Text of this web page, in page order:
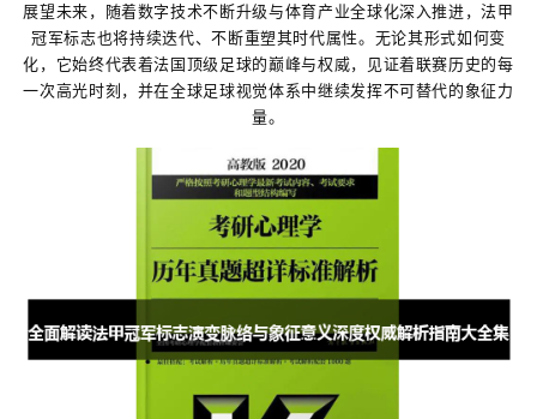
展望未来，随着数字技术不断升级与体育产业全球化深入推进，法甲
冠军标志也将持续迭代、不断重塑其时代属性。无论其形式如何变
化，它始终代表着法国顶级足球的巅峰与权威，见证着联赛历史的每
一次高光时刻，并在全球足球视觉体系中继续发挥不可替代的象征力
量。